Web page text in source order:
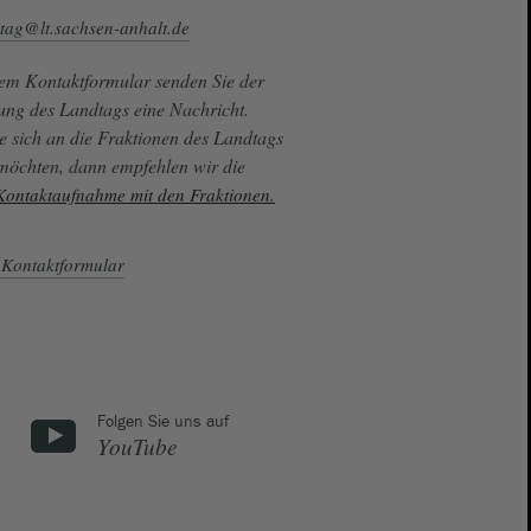
anhalt.de
Kontaktformular senden Sie der
des Landtags eine Nachricht.
sich an die Fraktionen des Landtags
dann empfehlen wir die
mit den Fraktionen.
Folgen Sie uns auf
YouTube